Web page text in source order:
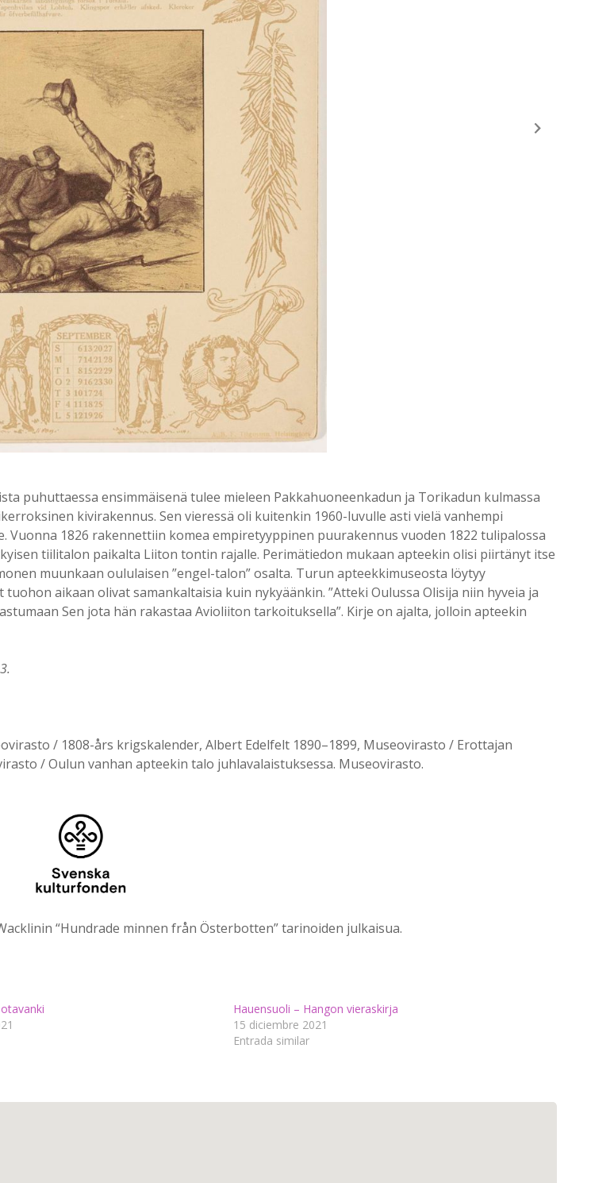
puhuttaessa ensimmäisenä tulee mieleen Pakkahuoneenkadun ja Torikadun kulmassa
kivirakennus. Sen vieressä oli kuitenkin 1960-luvulle asti vielä vanhempi
1826 rakennettiin komea empiretyyppinen puurakennus vuoden 1822 tulipalossa
tiilitalon paikalta Liiton tontin rajalle. Perimätiedon mukaan apteekin olisi piirtänyt itse
muunkaan oululaisen ”engel-talon” osalta. Turun apteekkimuseosta löytyy
aikaan olivat samankaltaisia kuin nykyäänkin. ”Atteki Oulussa Olisija niin hyveia ja
Sen jota hän rakastaa Avioliiton tarkoituksella”. Kirje on ajalta, jolloin apteekin
/ 1808-års krigskalender, Albert Edelfelt 1890–1899, Museovirasto / Erottajan
/ Oulun vanhan apteekin talo juhlavalaistuksessa. Museovirasto.
“Hundrade minnen från Österbotten” tarinoiden julkaisua.
Hauensuoli – Hangon vieraskirja
15 diciembre 2021
Entrada similar